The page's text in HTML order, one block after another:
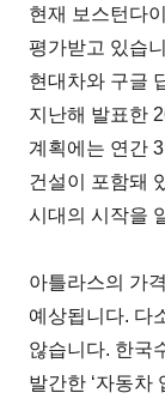
현재 보스턴다
평가받고 있습
현대차와 구글
지난해 발표한
계획에는 연간
건설이 포함돼
시대의 시작을
아틀라스의 가
예상됩니다. 다
않습니다. 한국
발간한 ‘자동차